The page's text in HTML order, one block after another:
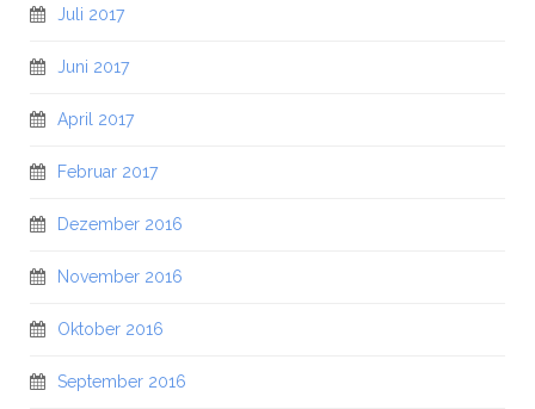
Juli 2017
Juni 2017
April 2017
Februar 2017
Dezember 2016
November 2016
Oktober 2016
September 2016